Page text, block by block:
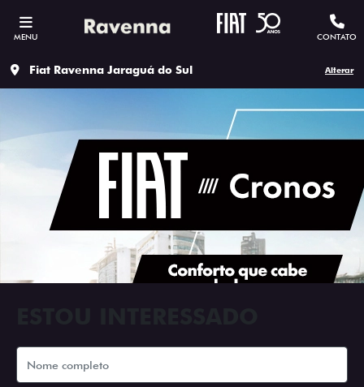
MENU CONTATO
Fiat Ravenna Jaraguá do Sul Alterar